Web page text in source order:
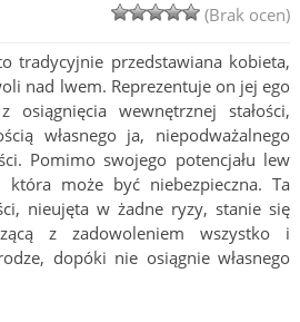
(Brak ocen)
tradycyjnie przedstawiana kobieta,
nad lwem. Reprezentuje on jej ego
wewnętrznej stałości,
własnego ja, niepodważalnego
Pomimo swojego potencjału lew
może być niebezpieczna. Ta
nieujęta w żadne ryzy, stanie się
z zadowoleniem wszystko i
dopóki nie osiągnie własnego